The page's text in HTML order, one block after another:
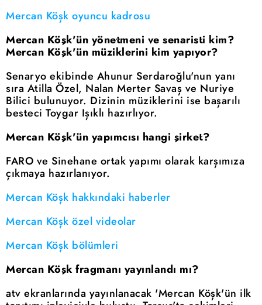
Mercan Köşk oyuncu kadrosu
Mercan Köşk'ün yönetmeni ve senaristi kim?
Mercan Köşk'ün müziklerini kim yapıyor?
Senaryo ekibinde Ahunur Serdaroğlu'nun yanı
sıra Atilla Özel, Nalan Merter Savaş ve Nuriye
Bilici bulunuyor. Dizinin müziklerini ise başarılı
besteci Toygar Işıklı hazırlıyor.
Mercan Köşk'ün yapımcısı hangi şirket?
FARO ve Sinehane ortak yapımı olarak karşımıza
çıkmaya hazırlanıyor.
Mercan Köşk hakkındaki haberler
Mercan Köşk özel videolar
Mercan Köşk bölümleri
Mercan Köşk fragmanı yayınlandı mı?
atv ekranlarında yayınlanacak 'Mercan Köşk'ün ilk